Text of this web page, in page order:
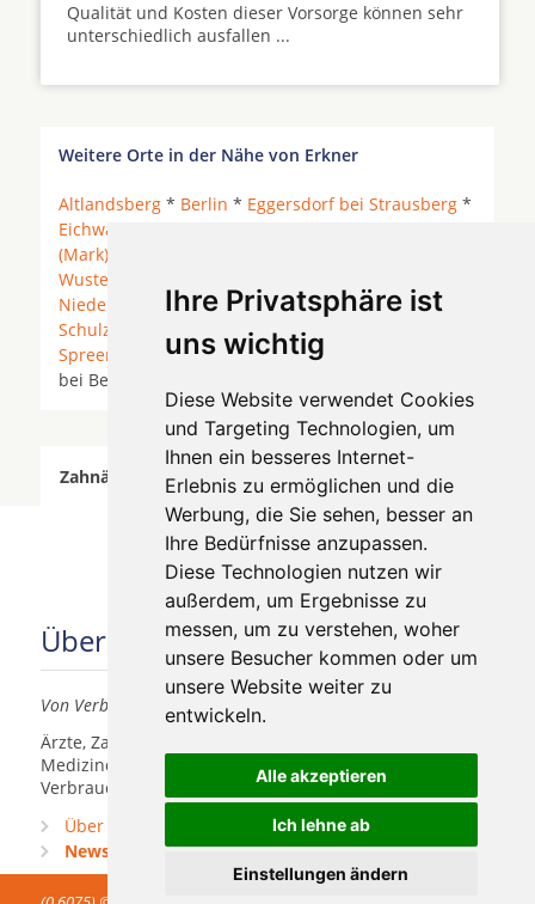
Ihre Privatsphäre ist
uns wichtig
Diese Website verwendet Cookies
und Targeting Technologien, um
Ihnen ein besseres Internet-
Erlebnis zu ermöglichen und die
Werbung, die Sie sehen, besser an
Ihre Bedürfnisse anzupassen.
Diese Technologien nutzen wir
außerdem, um Ergebnisse zu
messen, um zu verstehen, woher
unsere Besucher kommen oder um
unsere Website weiter zu
entwickeln.
Alle akzeptieren
Ich lehne ab
Einstellungen ändern
Qualität und Kosten dieser Vorsorge können sehr
unterschiedlich ausfallen ...
Weitere Orte in der Nähe von Erkner
Altlandsberg * Berlin * Eggersdorf bei Strausberg *
Eichwalde
(Mark)
Wusterhausen
Niederlehme
*Rehfelde *Rüdersdorf bei Berlin
Schulzendorf
* Schöneiche bei Berlin *
Spreenhagen * Wildau *Woltersdorf
bei Berlin * Zernsdorf *
Zahnärzte für Zahnimplantete in Erkner wurde am
06 August 2026 aktualisiert.
Über uns
Von Verbrauchern für Verbraucher
Ärzte, Zahnärzte, Akustiker und andere
Medizindienstleister haben hier die Möglichkeit, sich
Verbrauchern vorzustellen.
Über uns
Newsletter
Praxismarketing